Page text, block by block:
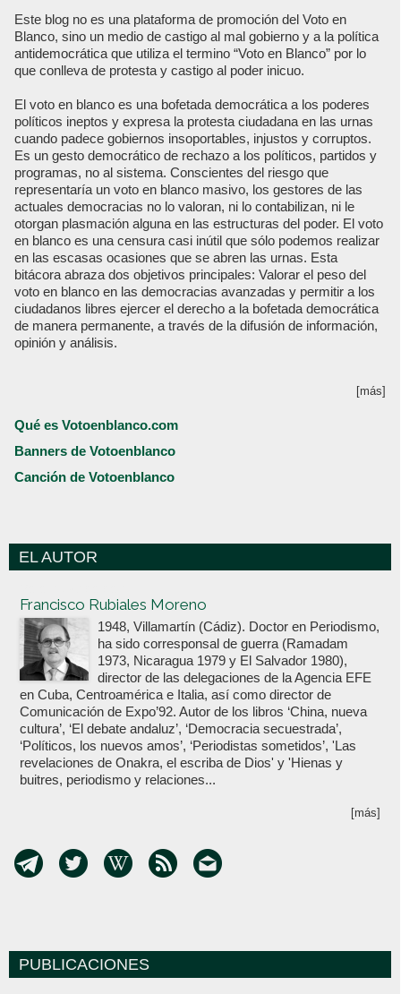
Este blog no es una plataforma de promoción del Voto en
Blanco, sino un medio de castigo al mal gobierno y a la política
antidemocrática que utiliza el termino “Voto en Blanco” por lo
que conlleva de protesta y castigo al poder inicuo.
El voto en blanco es una bofetada democrática a los poderes
políticos ineptos y expresa la protesta ciudadana en las urnas
cuando padece gobiernos insoportables, injustos y corruptos.
Es un gesto democrático de rechazo a los políticos, partidos y
programas, no al sistema. Conscientes del riesgo que
representaría un voto en blanco masivo, los gestores de las
actuales democracias no lo valoran, ni lo contabilizan, ni le
otorgan plasmación alguna en las estructuras del poder. El voto
en blanco es una censura casi inútil que sólo podemos realizar
en las escasas ocasiones que se abren las urnas. Esta
bitácora abraza dos objetivos principales: Valorar el peso del
voto en blanco en las democracias avanzadas y permitir a los
ciudadanos libres ejercer el derecho a la bofetada democrática
de manera permanente, a través de la difusión de información,
opinión y análisis.
[más]
Qué es Votoenblanco.com
Banners de Votoenblanco
Canción de Votoenblanco
EL AUTOR
Francisco Rubiales Moreno
1948, Villamartín (Cádiz). Doctor en Periodismo,
ha sido corresponsal de guerra (Ramadam
1973, Nicaragua 1979 y El Salvador 1980),
director de las delegaciones de la Agencia EFE
en Cuba, Centroamérica e Italia, así como director de
Comunicación de Expo’92. Autor de los libros ‘China, nueva
cultura’, ‘El debate andaluz’, ‘Democracia secuestrada’,
‘Políticos, los nuevos amos’, ‘Periodistas sometidos’, 'Las
revelaciones de Onakra, el escriba de Dios' y 'Hienas y
buitres, periodismo y relaciones...
[más]
PUBLICACIONES